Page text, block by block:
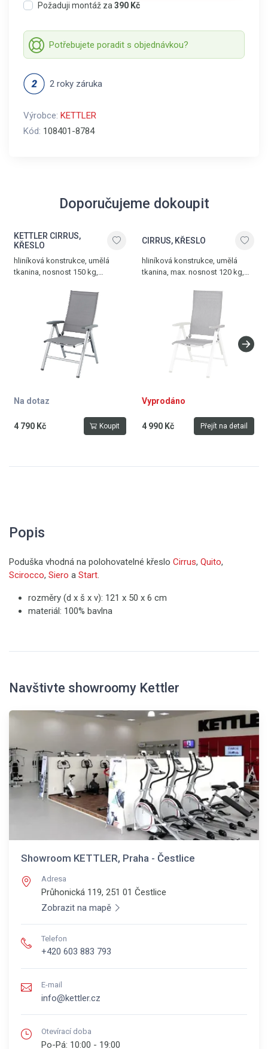
Požaduji montáž za 390 Kč
Potřebujete poradit s objednávkou?
2 roky záruka
Výrobce: KETTLER
Kód: 108401-8784
Doporučujeme dokoupit
KETTLER CIRRUS,
KŘESLO
hliníková konstrukce, umělá
tkanina, nosnost 150 kg,
antracitově šedá
Na dotaz
4 790 Kč Koupit
CIRRUS, KŘESLO
hliníková konstrukce, umělá
tkanina, max. nosnost 120 kg,
Vyprodáno
4 990 Kč Přejít na detail
Popis
Poduška vhodná na polohovatelné křeslo Cirrus, Quito,
Scirocco, Siero a Start.
rozměry (d x š x v): 121 x 50 x 6 cm
materiál: 100% bavlna
Navštivte showroomy Kettler
Showroom KETTLER, Praha - Čestlice
Adresa
Průhonická 119, 251 01 Čestlice
Zobrazit na mapě
Telefon
+420 603 883 793
E-mail
info@kettler.cz
Otevírací doba
Po-Pá: 10:00 - 19:00